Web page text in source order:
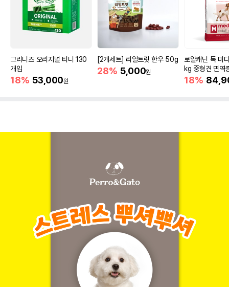
그리니즈 오리지널 티니 130
개입
18% 53,000원
[2개세트] 리얼트릿 한우 50g
28% 5,000원
로얄캐닌 독 미
kg 중형견 면역
18%